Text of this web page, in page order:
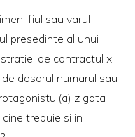
fiul sau varul
presedinte al unui
de contractul x
dosarul numarul sau
z gata
trebuie si in